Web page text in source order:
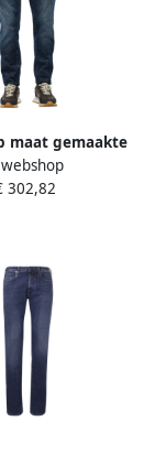
maat gemaakte
Blue Heren
302,82